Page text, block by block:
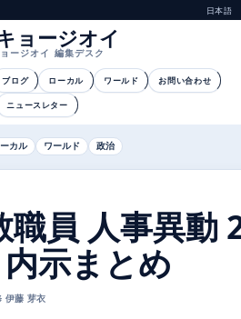
日本語
ョージオイ
ョージオイ 編集デスク
ブログ ローカル ワールド お問い合わせ
ニュースレター
カル ワールド 政治
職員 人事異動
示まとめ
伊藤 芽衣